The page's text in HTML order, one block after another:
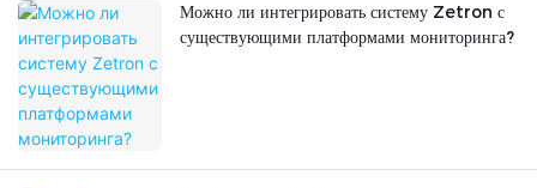
Можно ли интегрировать систему Zetron с
существующими платформами мониторинга?